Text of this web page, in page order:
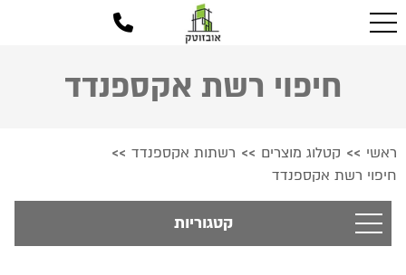
חיפוי רשת אקספנדד
ראשי >> קטלוג מוצרים >> רשתות אקספנדד >>
חיפוי רשת אקספנדד
קטגוריות